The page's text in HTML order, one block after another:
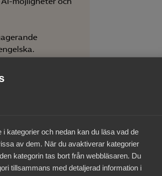
kategorier och nedan kan du läsa vad de
av dem. När du avaktiverar kategorier
kategorin tas bort från webbläsaren. Du
tillsammans med detaljerad information i
förändringar i